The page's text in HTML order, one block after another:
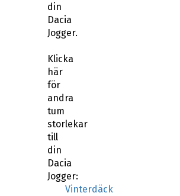
din
Dacia
Jogger.
Klicka
här
för
andra
tum
storlekar
till
din
Dacia
Jogger:
Vinterdäck